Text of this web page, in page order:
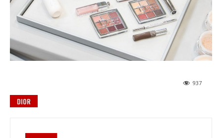
937
DIOR